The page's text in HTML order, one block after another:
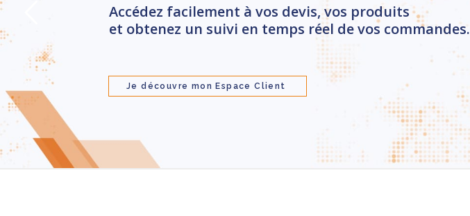
Accédez facilement à vos devis, vos produits
et obtenez un suivi en temps réel de vos commandes.
Je découvre mon Espace Client